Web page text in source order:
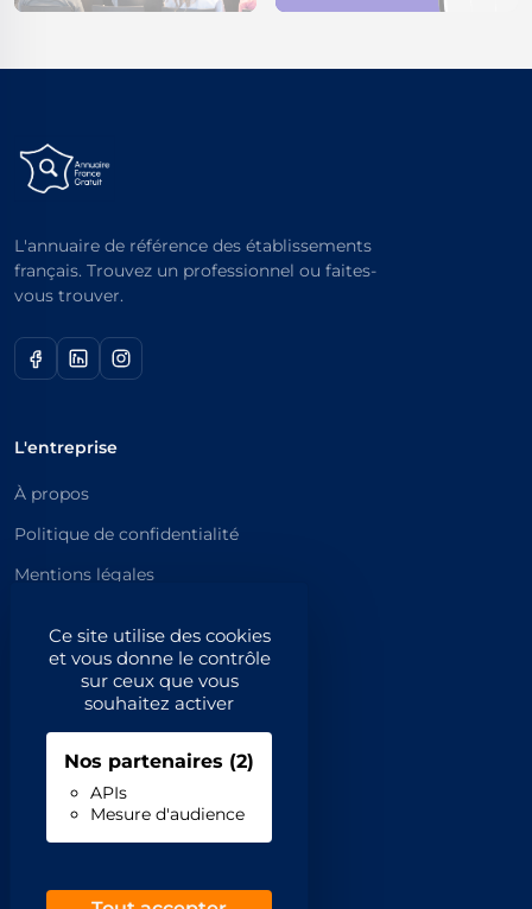
Ce site utilise des cookies
et vous donne le contrôle
sur ceux que vous
souhaitez activer
Nos partenaires (2)
APIs
Mesure d'audience
L'annuaire de référence des établissements
français. Trouvez un professionnel ou faites-
vous trouver.
L'entreprise
À propos
Politique de confidentialité
Mentions légales
Catégories principales
Catégories
Professionnels
Inscrivez-vous
Demande de retrait